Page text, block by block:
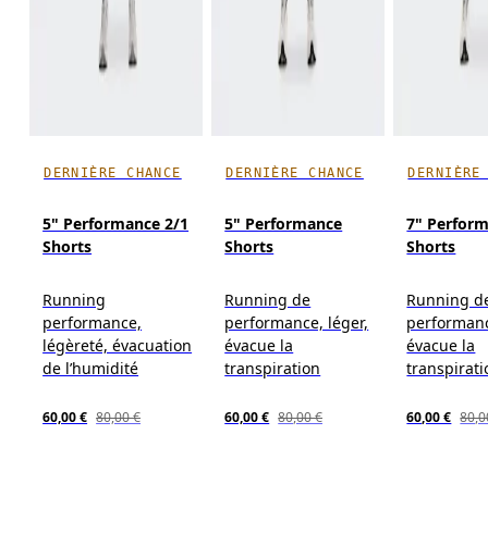
DERNIÈRE CHANCE
5" Performance 2/1
Shorts
Running
performance,
légèreté, évacuation
de l’humidité
60,00 € 80,00 €
DERNIÈRE CHANCE
5" Performance
Shorts
Running de
performance, léger,
évacue la
transpiration
60,00 € 80,00 €
DERNIÈRE
7"
Shorts
Running
évacue la
60,00 €